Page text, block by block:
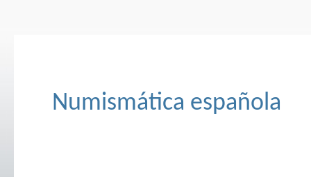
Numismática española